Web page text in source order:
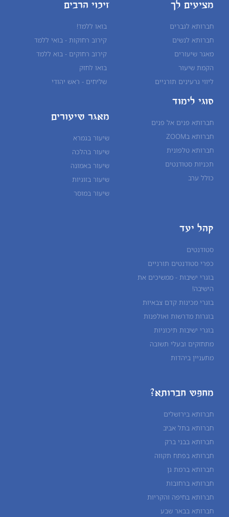
מציעים לך
חברותא לגברים
חברותא לנשים
מאגר שיעורים
הקמת שיעור
ליווי גרעינים תורניים
זיכוי הרבים
בואו ללמד!
קירוב רחוקות - בואי ללמד
קירוב רחוקים - בוא ללמד
בואו לחזק
שליחים - ראש יהודי
סוגי לימוד
חברותא פנים אל פנים
חברותא בZOOM
חברותא טלפונית
תכניות סטודנטים
כולל ערב
מאגר שיעורים
שיעור בגמרא
שיעור בהלכה
שיעור באמונה
שיעור בזוגיות
שיעור במוסר
קהל יעד
סטודנטים
כפרי סטודנטים תורניים
בוגרי ישיבות - ממשיכים את
הישיבה!
בוגרי מכינות קדם צבאיות
בוגרות מדרשות ואולפנות
בוגרי ישיבות תיכוניות
מתחזקים ובעלי תשובה
מתעניין ביהדות
מחפש חברותא?
חברותא בירושלים
חברותא בתל אביב
חברותא בבני ברק
חברותא בפתח תקווה
חברותא ברמת גן
חברותא ברחובות
חברותא בחיפה והקריות
חברותא בבאר שבע